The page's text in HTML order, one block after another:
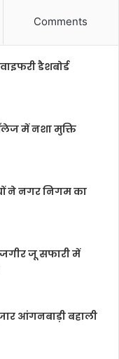
Comments
डैशबोर्ड
में नशा मुक्ति
ने नगर निगम का
जू सफारी में
आंगनबाड़ी बहाली